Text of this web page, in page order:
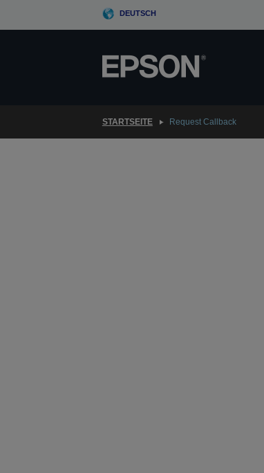
DEUTSCH
STARTSEITE Request Callback